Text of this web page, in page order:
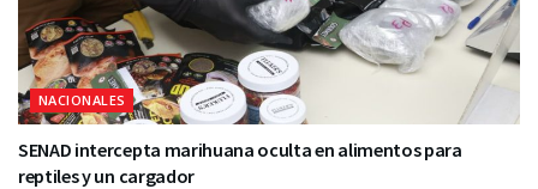
NACIONALES
SENAD intercepta marihuana oculta en alimentos para
reptiles y un cargador